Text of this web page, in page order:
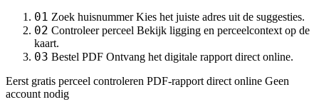
01 Zoek huisnummer Kies het juiste adres uit de suggesties.
02 Controleer perceel Bekijk ligging en perceelcontext op de
kaart.
03 Bestel PDF Ontvang het digitale rapport direct online.
Eerst gratis perceel controleren PDF-rapport direct online Geen
account nodig